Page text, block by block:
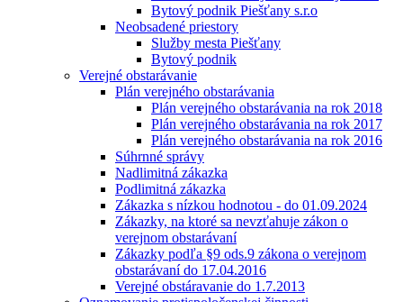
Bytový podnik Piešťany s.r.o
Neobsadené priestory
Služby mesta Piešťany
Bytový podnik
Verejné obstarávanie
Plán verejného obstarávania
Plán verejného obstarávania na rok 2018
Plán verejného obstarávania na rok 2017
Plán verejného obstarávania na rok 2016
Súhrnné správy
Nadlimitná zákazka
Podlimitná zákazka
Zákazka s nízkou hodnotou - do 01.09.2024
Zákazky, na ktoré sa nevzťahuje zákon o
verejnom obstarávaní
Zákazky podľa §9 ods.9 zákona o verejnom
obstarávaní do 17.04.2016
Verejné obstáravanie do 1.7.2013